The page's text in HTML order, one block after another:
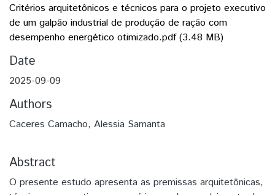
Critérios arquitetônicos e técnicos para o projeto executivo
de um galpão industrial de produção de ração com
desempenho energético otimizado.pdf(3.48 MB)
Date
2025-09-09
Authors
Caceres Camacho, Alessia Samanta
Abstract
O presente estudo apresenta as premissas arquitetônicas,